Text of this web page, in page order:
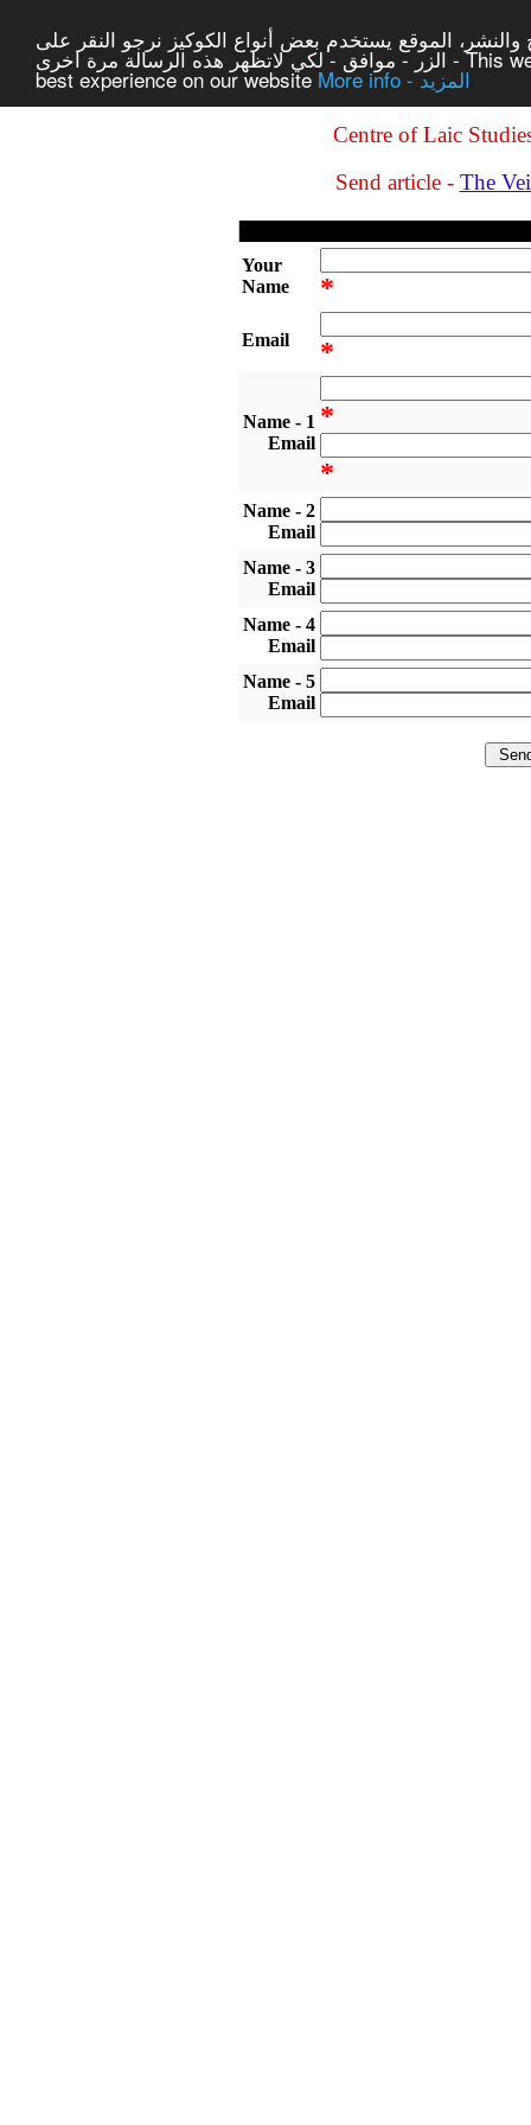
الموقع يستخدم بعض أنواع الكوكيز نرجو النقر على
الزر - موافق - لكي لاتظهر هذه الرسالة مرة اخرى - This website uses cookies to ensure you get the
best experience on our website More info - المزيد
Centre of Laic
Send article - The
Your
Name
*
Email *
1 - Name
Email
*
*
2 - Name
Email
3 - Name
Email
4 - Name
Email
5 - Name
Email